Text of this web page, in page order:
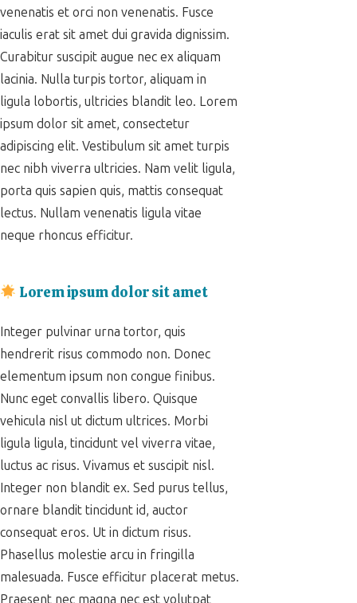
venenatis et orci non venenatis. Fusce
iaculis erat sit amet dui gravida dignissim.
Curabitur suscipit augue nec ex aliquam
lacinia. Nulla turpis tortor, aliquam in
ligula lobortis, ultricies blandit leo. Lorem
ipsum dolor sit amet, consectetur
adipiscing elit. Vestibulum sit amet turpis
nec nibh viverra ultricies. Nam velit ligula,
porta quis sapien quis, mattis consequat
lectus. Nullam venenatis ligula vitae
neque rhoncus efficitur.
Lorem ipsum dolor sit amet
Integer pulvinar urna tortor, quis
hendrerit risus commodo non. Donec
elementum ipsum non congue finibus.
Nunc eget convallis libero. Quisque
vehicula nisl ut dictum ultrices. Morbi
ligula ligula, tincidunt vel viverra vitae,
luctus ac risus. Vivamus et suscipit nisl.
Integer non blandit ex. Sed purus tellus,
ornare blandit tincidunt id, auctor
consequat eros. Ut in dictum risus.
Phasellus molestie arcu in fringilla
malesuada. Fusce efficitur placerat metus.
Praesent nec magna nec est volutpat